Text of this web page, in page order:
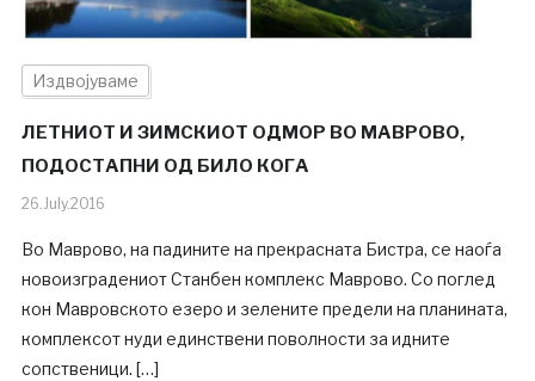
Издвојуваме
ЛЕТНИОТ И ЗИМСКИОТ ОДМОР ВО МАВРОВО,
ПОДОСТАПНИ ОД БИЛО КОГА
26.July.2016
Во Маврово, на падините на прекрасната Бистра, се наоѓа
новоизградениот Станбен комплекс Маврово. Со поглед
кон Мавровското езеро и зелените предели на планината,
комплексот нуди единствени поволности за идните
сопственици. […]